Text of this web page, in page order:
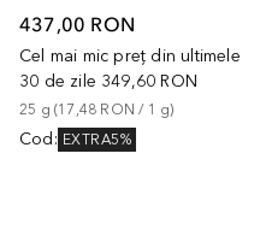
437,00 RON
Cel mai mic preț din ultimele
30 de zile 349,60 RON
25 g (17,48 RON / 1 g)
Cod : EXTRA5%